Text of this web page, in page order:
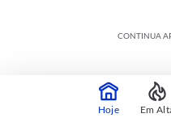
CONTINUA
Hoje Em